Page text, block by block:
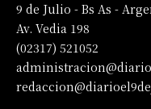
9 de Julio - Bs As -
Av. Vedia 198
(02317) 521052